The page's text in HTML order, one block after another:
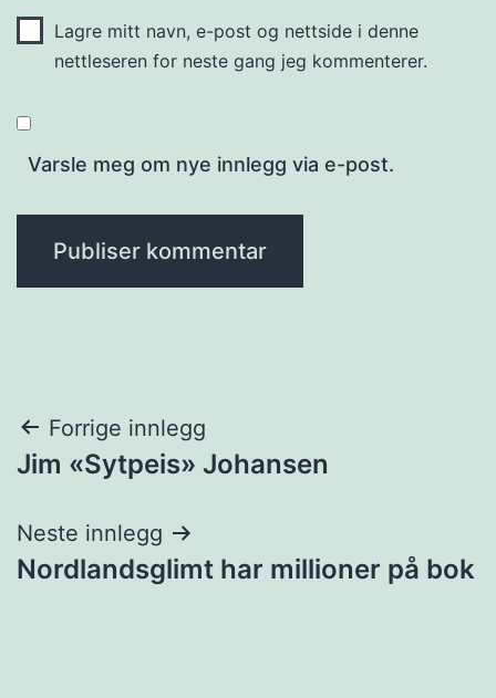
Lagre mitt navn, e-post og nettside i denne
nettleseren for neste gang jeg kommenterer.
Varsle meg om nye innlegg via e-post.
Innleggsnavigasjon
Forrige innlegg
Jim «Sytpeis» Johansen
Neste innlegg
Nordlandsglimt har millioner på bok